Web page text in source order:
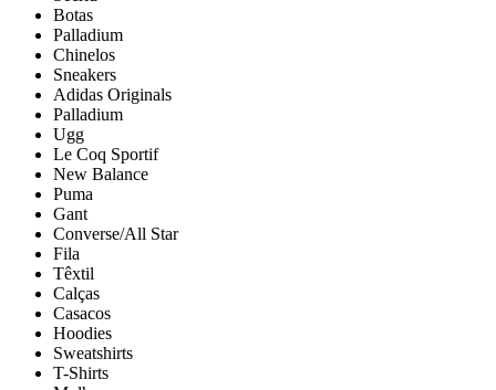
Botas
Palladium
Chinelos
Sneakers
Adidas Originals
Palladium
Ugg
Le Coq Sportif
New Balance
Puma
Gant
Converse/All Star
Fila
Têxtil
Calças
Casacos
Hoodies
Sweatshirts
T-Shirts